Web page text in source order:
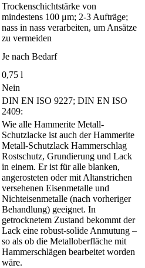
Trockenschichtstärke von
mindestens 100 μm; 2-3 Aufträge;
nass in nass verarbeiten, um Ansätze
zu vermeiden
Je nach Bedarf
0,75 l
Nein
DIN EN ISO 9227; DIN EN ISO
2409:
Wie alle Hammerite Metall-
Schutzlacke ist auch der Hammerite
Metall-Schutzlack Hammerschlag
Rostschutz, Grundierung und Lack
in einem. Er ist für alle blanken,
angerosteten oder mit Altanstrichen
versehenen Eisenmetalle und
Nichteisenmetalle (nach vorheriger
Behandlung) geeignet. In
getrocknetem Zustand bekommt der
Lack eine robust-solide Anmutung –
so als ob die Metalloberfläche mit
Hammerschlägen bearbeitet worden
wäre.